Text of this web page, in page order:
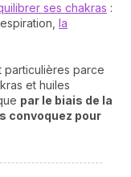
ses chakras :
la
particulières parce
et huiles
par le biais de la
convoquez pour